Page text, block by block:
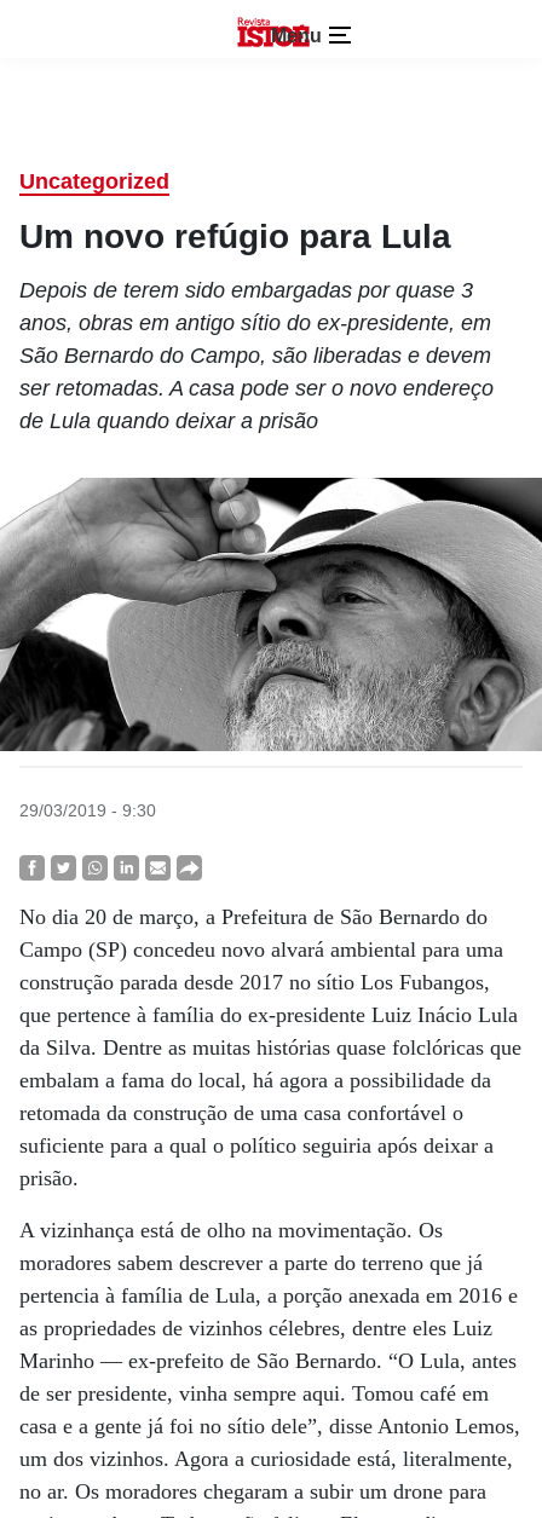
Menu
Uncategorized
Um novo refúgio para Lula
Depois de terem sido embargadas por quase 3
anos, obras em antigo sítio do ex-presidente, em
São Bernardo do Campo, são liberadas e devem
ser retomadas. A casa pode ser o novo endereço
de Lula quando deixar a prisão
29/03/2019 - 9:30
No dia 20 de março, a Prefeitura de São Bernardo do
Campo (SP) concedeu novo alvará ambiental para uma
construção parada desde 2017 no sítio Los Fubangos,
que pertence à família do ex-presidente Luiz Inácio Lula
da Silva. Dentre as muitas histórias quase folclóricas que
embalam a fama do local, há agora a possibilidade da
retomada da construção de uma casa confortável o
suficiente para a qual o político seguiria após deixar a
prisão.
A vizinhança está de olho na movimentação. Os
moradores sabem descrever a parte do terreno que já
pertencia à família de Lula, a porção anexada em 2016 e
as propriedades de vizinhos célebres, dentre eles Luiz
Marinho — ex-prefeito de São Bernardo. “O Lula, antes
de ser presidente, vinha sempre aqui. Tomou café em
casa e a gente já foi no sítio dele”, disse Antonio Lemos,
um dos vizinhos. Agora a curiosidade está, literalmente,
no ar. Os moradores chegaram a subir um drone para